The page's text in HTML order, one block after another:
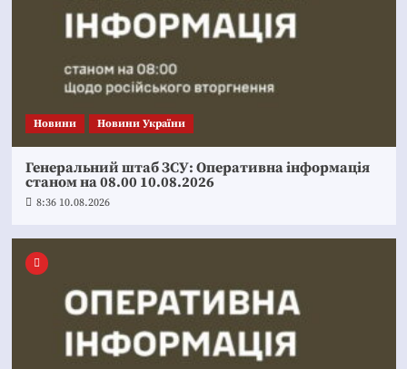
Новини Новини України
Генеральний штаб ЗСУ: Оперативна інформація
станом на 08.00 10.08.2026
8:36 10.08.2026